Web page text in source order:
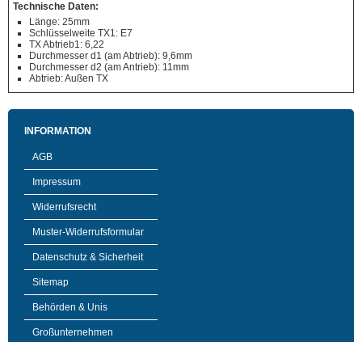
Technische Daten:
Länge: 25mm
Schlüsselweite TX1: E7
TX Abtrieb1: 6,22
Durchmesser d1 (am Abtrieb): 9,6mm
Durchmesser d2 (am Antrieb): 11mm
Abtrieb: Außen TX
INFORMATION
AGB
Impressum
Widerrufsrecht
Muster-Widerrufsformular
Datenschutz & Sicherheit
Sitemap
Behörden & Unis
Großunternehmen